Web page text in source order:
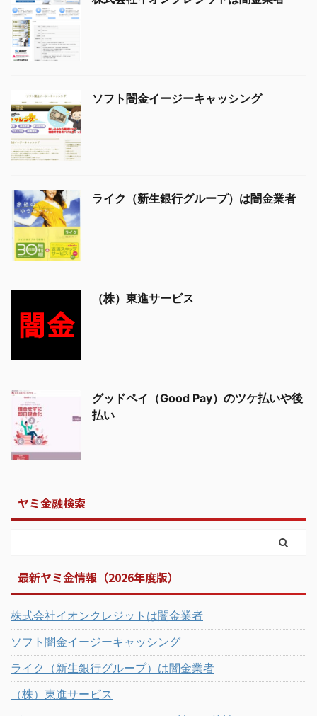
ソフト闇金イージーキャッシング
ライク（新生銀行グループ）は闇金業者
（株）東進サービス
グッドペイ（Good Pay）のツケ払いや後
払い
ヤミ金融検索
最新ヤミ金情報（2026年度版）
株式会社イオンクレジットは闇金業者
ソフト闇金イージーキャッシング
ライク（新生銀行グループ）は闇金業者
（株）東進サービス